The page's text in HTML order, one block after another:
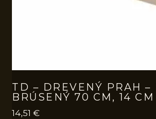
TD – DREVENÝ PRAH –
BRÚSENÝ 70 CM, 14 CM
14,51 €